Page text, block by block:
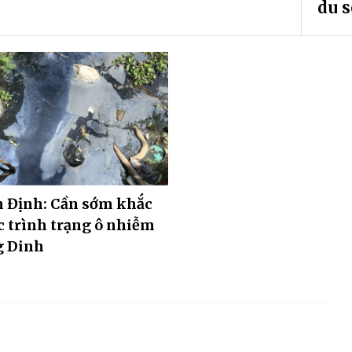
du
Định: Cần sớm khắc
trình trạng ô nhiễm
Dinh